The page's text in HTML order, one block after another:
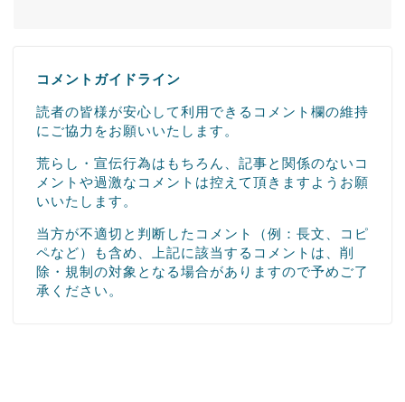
コメントガイドライン
読者の皆様が安心して利用できるコメント欄の維持
にご協力をお願いいたします。
荒らし・宣伝行為はもちろん、記事と関係のないコ
メントや過激なコメントは控えて頂きますようお願
いいたします。
当方が不適切と判断したコメント（例：長文、コピ
ペなど）も含め、上記に該当するコメントは、削
除・規制の対象となる場合がありますので予めご了
承ください。